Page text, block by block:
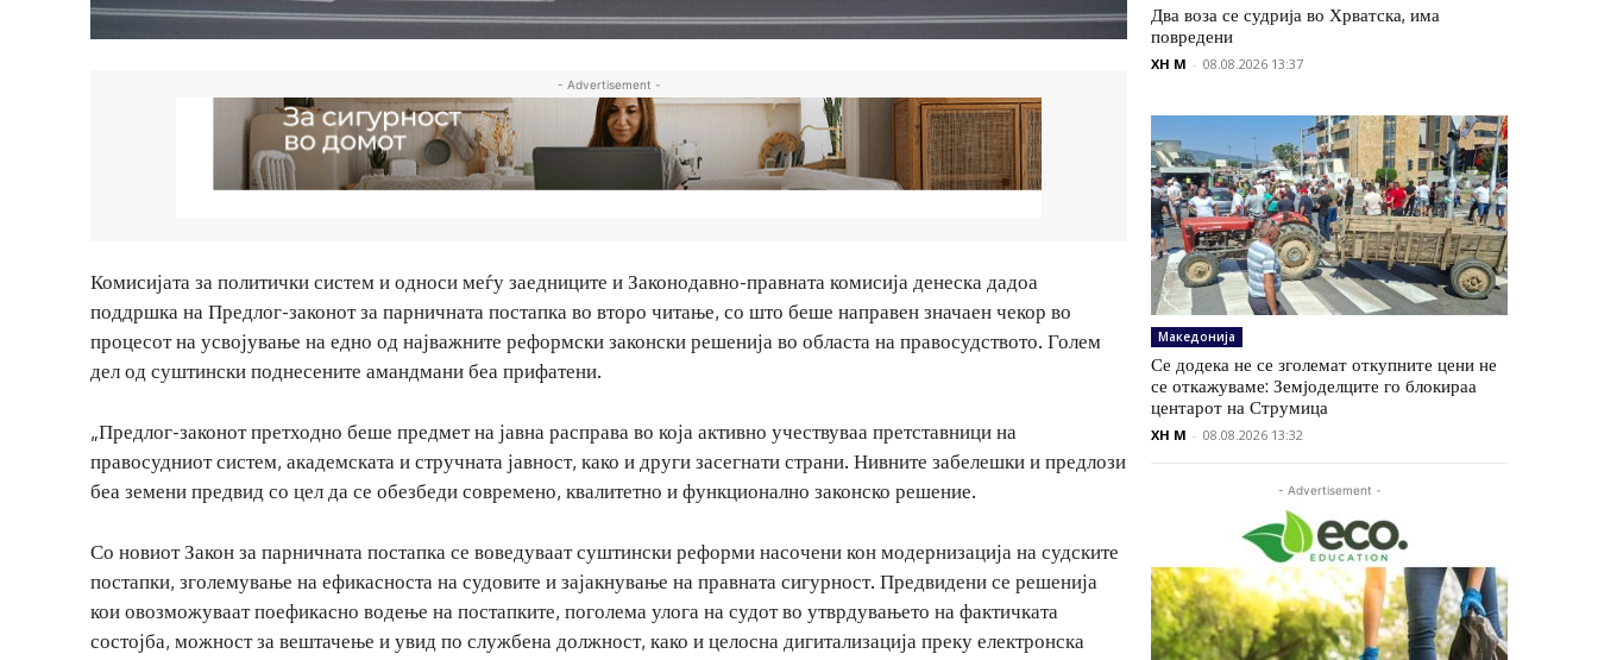
- Advertisement -
Комисијата за политички систем и односи меѓу заедниците и Законодавно-правната комисија денеска дадоа
поддршка на Предлог-законот за парничната постапка во второ читање, со што беше направен значаен чекор во
процесот на усвојување на едно од најважните реформски законски решенија во областа на правосудството. Голем
дел од суштински поднесените амандмани беа прифатени.
„Предлог-законот претходно беше предмет на јавна расправа во која активно учествуваа претставници на
правосудниот систем, академската и стручната јавност, како и други засегнати страни. Нивните забелешки и предлози
беа земени предвид со цел да се обезбеди современо, квалитетно и функционално законско решение.
Со новиот Закон за парничната постапка се воведуваат суштински реформи насочени кон модернизација на судските
постапки, зголемување на ефикасноста на судовите и зајакнување на правната сигурност. Предвидени се решенија
кои овозможуваат поефикасно водење на постапките, поголема улога на судот во утврдувањето на фактичката
состојба, можност за вештачење и увид по службена должност, како и целосна дигитализација преку електронска
Два воза се судрија во Хрватска, има
повредени
XH M - 08.08.2026 13:37
Македонија
Се додека не се зголемат откупните цени не
се откажуваме: Земјоделците го блокираа
центарот на Струмица
XH M - 08.08.2026 13:32
- Advertisement -